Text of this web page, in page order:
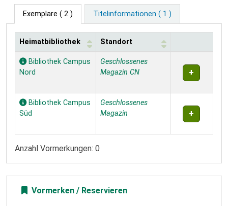
Exemplare ( 2 ) Titelinformationen ( 1 )
Exemplare
Heimatbibliothek Standort
Bibliothek Campus
Nord
Geschlossenes
Magazin CN
Bibliothek Campus
Süd
Geschlossenes
Magazin
Anzahl Vormerkungen: 0
Vormerken